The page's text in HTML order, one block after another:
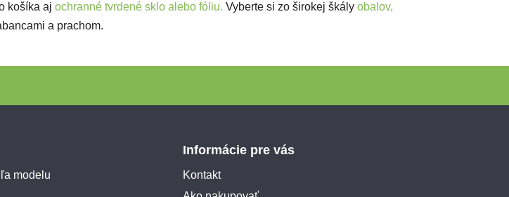
košíka aj ochranné tvrdené sklo alebo fóliu. Vyberte si zo širokej škály obalov,
a prachom.
modelu
Informácie pre vás
Kontakt